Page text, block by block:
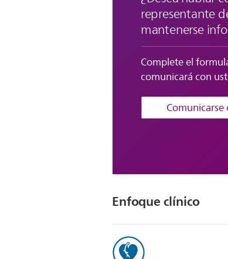
representante
mantenerse
Complete el
comunicará con
Comunicarse
Enfoque clínico